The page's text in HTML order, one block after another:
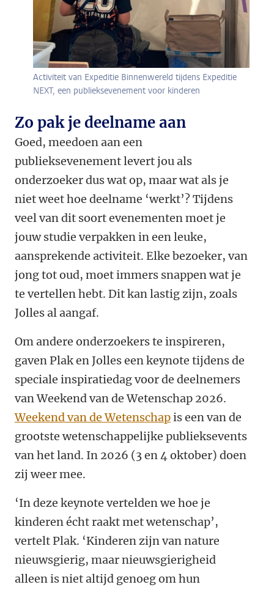
Activiteit van Expeditie Binnenwereld tijdens Expeditie
NEXT, een publieksevenement voor kinderen
Zo pak je deelname aan
Goed, meedoen aan een
publieksevenement levert jou als
onderzoeker dus wat op, maar wat als je
niet weet hoe deelname ‘werkt’? Tijdens
veel van dit soort evenementen moet je
jouw studie verpakken in een leuke,
aansprekende activiteit. Elke bezoeker, van
jong tot oud, moet immers snappen wat je
te vertellen hebt. Dit kan lastig zijn, zoals
Jolles al aangaf.
Om andere onderzoekers te inspireren,
gaven Plak en Jolles een keynote tijdens de
speciale inspiratiedag voor de deelnemers
van Weekend van de Wetenschap 2026.
Weekend van de Wetenschapis een van de
grootste wetenschappelijke publieksevents
van het land. In 2026 (3 en 4 oktober) doen
zij weer mee.
‘In deze keynote vertelden we hoe je
kinderen écht raakt met wetenschap’,
vertelt Plak. ‘Kinderen zijn van nature
nieuwsgierig, maar nieuwsgierigheid
alleen is niet altijd genoeg om hun